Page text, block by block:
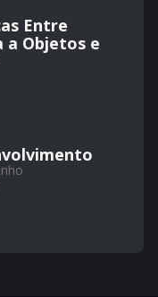
Entre
a Objetos e